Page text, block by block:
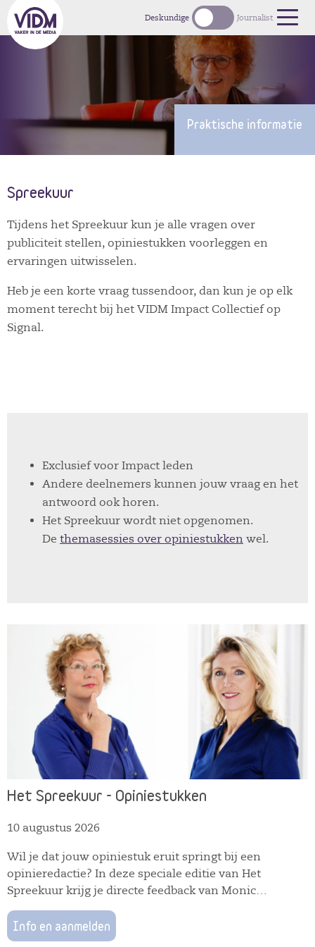
Deskundige Journalist
Praktische informatie
Spreekuur
Tijdens het Spreekuur kun je alle vragen over
publiciteit stellen, opiniestukken voorleggen en
ervaringen uitwisselen.
Heb je een korte vraag tussendoor, dan kun je op elk
moment terecht bij het VIDM Impact Collectief op
Signal.
Exclusief voor Impact leden
Andere deelnemers kunnen jouw vraag en het
antwoord ook horen.
Het Spreekuur wordt niet opgenomen.
De themasessies over opiniestukken wel.
Het Spreekuur - Opiniestukken
10 augustus 2026
Wil je dat jouw opiniestuk eruit springt bij een
opinieredactie? In deze speciale editie van Het
Spreekuur krijg je directe feedback van Monic
Slingerland of publiciteitsstrateeg Janneke van
Heugten Slingerland werkte veertig jaar bij Trouw,
waarvan een groot deel als chef opinieredactie.
Info en aanmelden